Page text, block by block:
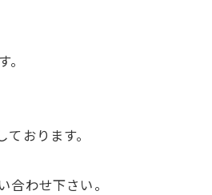
おります。
わせ下さい。